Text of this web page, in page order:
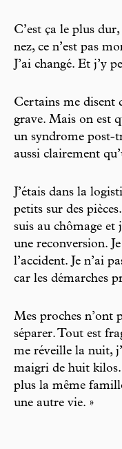
C’est ça le plus
nez, ce n’est pas
J’ai changé. Et j’y
Certains me disent
grave. Mais on est
un syndrome post-
aussi clairement
J’étais dans la
petits sur des
suis au chômage et
une reconversion.
l’accident. Je n’ai
car les démarches
Mes proches n’ont
séparer. Tout est
me réveille la nuit,
maigri de huit kilos.
plus la même
une autre vie. »